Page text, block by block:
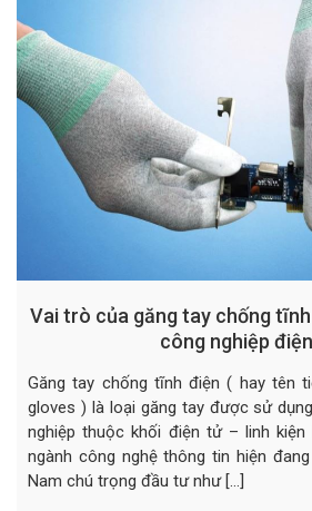
Vai trò của găng tay chống
công nghiệp
Găng tay chống tĩnh điện ( hay tên
gloves ) là loại găng tay được sử
nghiệp thuộc khối điện tử – linh
ngành công nghệ thông tin hiện
Nam chú trọng đầu tư như […]